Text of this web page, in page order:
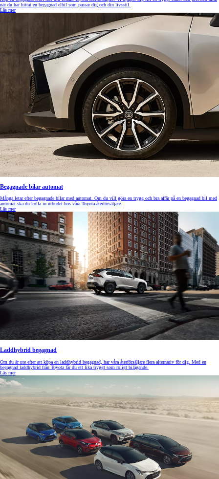
när du har hittat en begagnad elbil som passar dig och din livsstil.
Läs mer
Begagnade bilar automat
Många letar efter begagnade bilar med automat. Om du vill göra en trygg och bra affär på en begagnad bil med
automat ska du kolla in utbudet hos våra Toyota-återförsäljare.
Läs mer
Laddhybrid begagnad
Om du är ute efter att köpa en laddhybrid begagnad, har våra återförsäljare flera alternativ för dig. Med en
begagnad laddhybrid från Toyota får du ett lika tryggt som roligt bilägande.
Läs mer